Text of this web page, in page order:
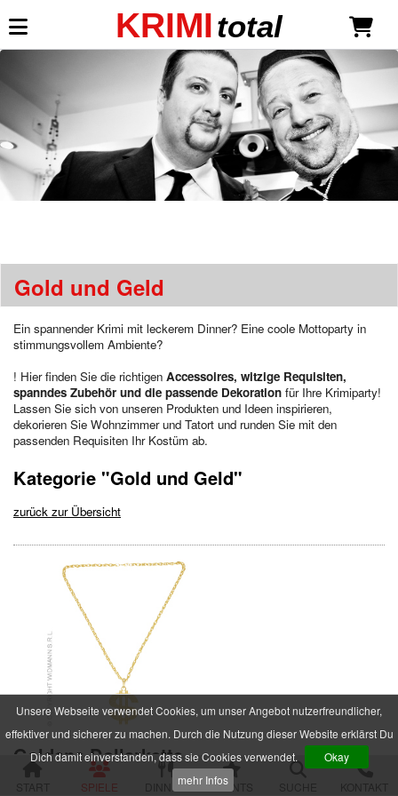
Unsere Webseite verwendet Cookies, um unser Angebot nutzerfreundlicher,
effektiver und sicherer zu machen. Durch die Nutzung dieser Website erklärst Du
Dich damit einverstanden, dass sie Cookies verwendet.
Okay
mehr Infos
START SPIELE DINNER EVENTS SUCHE KONTAKT
Anmelden
Neu registrieren
Krimispiele
Liste der Mottos / Themen
Unsere Krimidinner Neuheiten
Die Seele des Mammuttals
Der Duft des Mordes
Im Schatten der Premiere
Die zweifelhafte Welt der Märchen
Jenseits der Schönheit
Der verfluchte Schatz der Piraten
Die Party der Intrigen
Die Legende der Sturmklinge
Das Geheimnis der Burg Wolfsklamm
Die Pracht der Vampire
Der Hanf des Verderbens
Zum Geier mit dem Mord
Die Yacht der Macht
Nachts im Salon Rouge
Das Feuer der Diamanten
Des Alters fette Beute
Der Fall einer Lady
Hau den Michl
Das letzte Festmahl des Pharaos
Krimispiele für Jugendliche
Das Gift der Rivalen
KRIMItotal
Gold und Geld
Ein spannender Krimi mit leckerem Dinner? Eine coole Mottoparty in
stimmungsvollem Ambiente?
! Hier finden Sie die richtigen Accessoires, witzige Requisiten,
spanndes Zubehör und die passende Dekoration für Ihre Krimiparty!
Lassen Sie sich von unseren Produkten und Ideen inspirieren,
dekorieren Sie Wohnzimmer und Tatort und runden Sie mit den
passenden Requisiten Ihr Kostüm ab.
Kategorie "Gold und Geld"
zurück zur Übersicht
Goldene Dollarkette